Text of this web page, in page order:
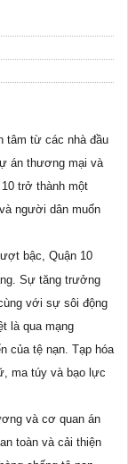
tâm từ các nhà đầu
án thương mại và
trở thành một
người dân muốn
bậc, Quận 10
Sự tăng trưởng
với sự sôi động
là qua mạng
của tệ nạn. Tạp hóa
ma túy và bạo lực
và cơ quan án
toàn và cải thiện